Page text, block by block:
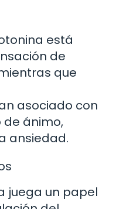
está
de
que
asociado con
ánimo,
ansiedad.
juega un papel